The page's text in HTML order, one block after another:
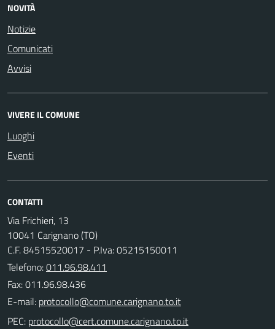
NOVITÀ
Notizie
Comunicati
Avvisi
VIVERE IL COMUNE
Luoghi
Eventi
CONTATTI
Via Frichieri, 13
10041 Carignano (TO)
C.F. 84515520017 - P.Iva: 05215150011
Telefono:011.96.98.411
Fax: 011.96.98.436
E-mail:
PEC: